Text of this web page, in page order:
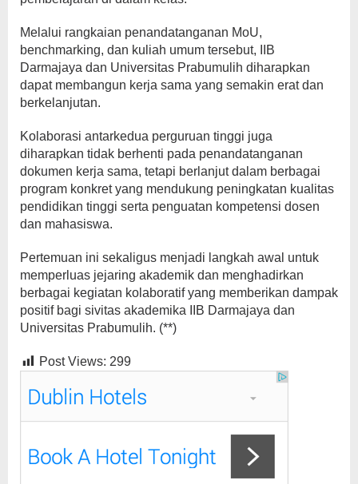
Melalui rangkaian penandatanganan MoU,
benchmarking, dan kuliah umum tersebut, IIB
Darmajaya dan Universitas Prabumulih diharapkan
dapat membangun kerja sama yang semakin erat dan
berkelanjutan.
Kolaborasi antarkedua perguruan tinggi juga
diharapkan tidak berhenti pada penandatanganan
dokumen kerja sama, tetapi berlanjut dalam berbagai
program konkret yang mendukung peningkatan kualitas
pendidikan tinggi serta penguatan kompetensi dosen
dan mahasiswa.
Pertemuan ini sekaligus menjadi langkah awal untuk
memperluas jejaring akademik dan menghadirkan
berbagai kegiatan kolaboratif yang memberikan dampak
positif bagi sivitas akademika IIB Darmajaya dan
Universitas Prabumulih. (**)
Post Views: 299